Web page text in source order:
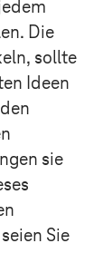
Die
sollte
Ideen
sie
Sie